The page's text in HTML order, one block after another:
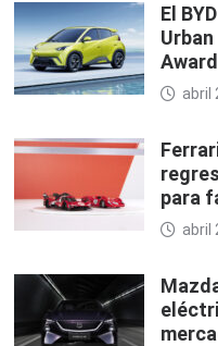
El
abril
para
abril